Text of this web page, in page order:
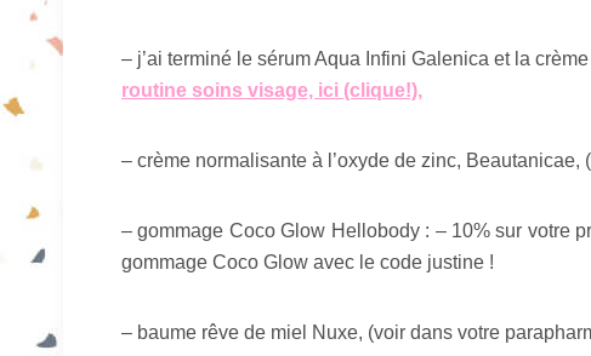
– j’ai terminé le sérum Aqua Infini Galenica et la
routine soins visage, ici (clique!),
– crème normalisante à l’oxyde de zinc, Beautanicae,
– gommage Coco Glow Hellobody : – 10% sur votre
gommage Coco Glow avec le code justine !
– baume rêve de miel Nuxe, (voir dans votre